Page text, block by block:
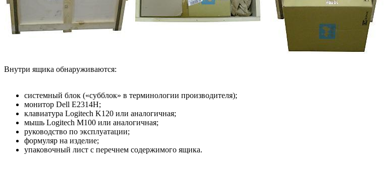
Внутри ящика обнаруживаются:
системный блок («субблок» в терминологии производителя);
монитор Dell E2314H;
клавиатура Logitech K120 или аналогичная;
мышь Logitech M100 или аналогичная;
руководство по эксплуатации;
формуляр на изделие;
упаковочный лист с перечнем содержимого ящика.